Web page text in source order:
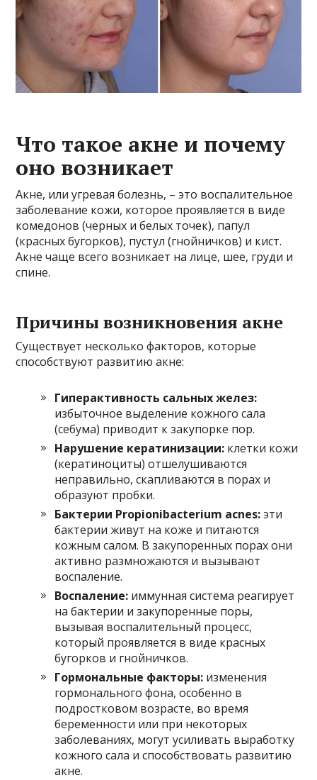
Что такое акне и почему
оно возникает
Акне, или угревая болезнь, – это воспалительное
заболевание кожи, которое проявляется в виде
комедонов (черных и белых точек), папул
(красных бугорков), пустул (гнойничков) и кист.
Акне чаще всего возникает на лице, шее, груди и
спине.
Причины возникновения акне
Существует несколько факторов, которые
способствуют развитию акне:
Гиперактивность сальных желез:
избыточное выделение кожного сала
(себума) приводит к закупорке пор.
Нарушение кератинизации: клетки кожи
(кератиноциты) отшелушиваются
неправильно, скапливаются в порах и
образуют пробки.
Бактерии Propionibacterium acnes:эти
бактерии живут на коже и питаются
кожным салом. В закупоренных порах они
активно размножаются и вызывают
воспаление.
Воспаление: иммунная система реагирует
на бактерии и закупоренные поры,
вызывая воспалительный процесс,
который проявляется в виде красных
бугорков и гнойничков.
Гормональные факторы: изменения
гормонального фона, особенно в
подростковом возрасте, во время
беременности или при некоторых
заболеваниях, могут усиливать выработку
кожного сала и способствовать развитию
акне.